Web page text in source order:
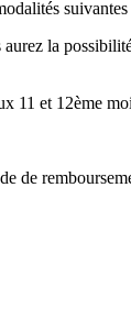
suivantes
la
11 et 12ème
de